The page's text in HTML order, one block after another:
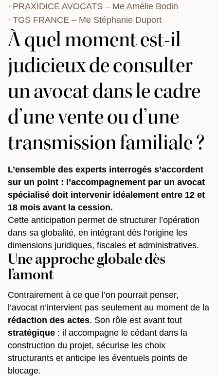
PRAXIDICE AVOCATS – Me Amélie Bodin
TGS FRANCE – Me Stéphanie Duport
À quel moment est-il
judicieux de consulter
un avocat dans le cadre
d’une vente ou d’une
transmission familiale ?
L’ensemble des experts interrogés s’accordent
sur un point : l’accompagnement par un avocat
spécialisé doit intervenir idéalement entre 12 et
18 mois avant la cession.
Cette anticipation permet de structurer l’opération
dans sa globalité, en intégrant dès l’origine les
dimensions juridiques, fiscales et administratives.
Une approche globale dès
l’amont
Contrairement à ce que l’on pourrait penser,
l’avocat n’intervient pas seulement au moment de la
rédaction des actes. Son rôle est avant tout
stratégique : il accompagne le cédant dans la
construction du projet, sécurise les choix
structurants et anticipe les éventuels points de
blocage.